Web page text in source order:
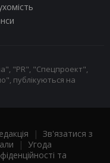
"PR", "Спецпроект",
публікуються на
| Зв'язатися з
| Угода
та